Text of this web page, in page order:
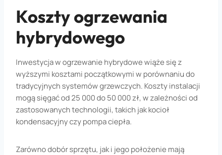
Koszty ogrzewania
hybrydowego
Inwestycja w ogrzewanie hybrydowe wiąże się z
wyższymi kosztami początkowymi w porównaniu do
tradycyjnych systemów grzewczych. Koszty instalacji
mogą sięgać od 25 000 do 50 000 zł, w zależności od
zastosowanych technologii, takich jak kocioł
kondensacyjny czy pompa ciepła.
Zarówno dobór sprzętu, jak i jego położenie mają